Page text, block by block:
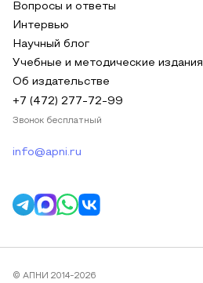
Вопросы и ответы
Интервью
Научный блог
Учебные и методические издания
Об издательстве
+7 (472) 277-72-99
Звонок бесплатный
info@apni.ru
© АПНИ 2014-2026